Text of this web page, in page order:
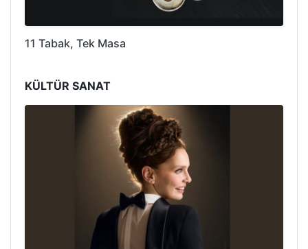
11 Tabak, Tek Masa
KÜLTÜR SANAT